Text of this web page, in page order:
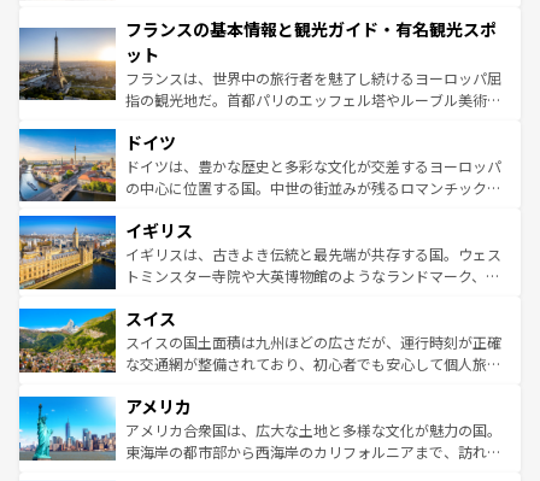
ませてくれるイタリアで、忘れられない旅をしてみよう！
なお、新着のイタリア情報は
しい。
文化が根付くこの国では、情熱的なフラメンコ、熱気あふ
れる闘牛、そして美味しいタパスが生活の一部となってい
る。首都マドリードの洗練された雰囲気や、バルセロナの
アートに溢れた街角から、地方では古代ローマ遺跡や中世
せる。地方によって風土や気候が異なるスペインはその個
性で訪れる人を魅了する。 なお、新着のスペイン情報は コ
ンテンツ一覧を参照してほしい。
フランスの基本情報と観光ガイド・有名観光スポ
ット
フランスは、世界中の旅行者を魅了し続けるヨーロッパ屈
指の観光地だ。首都パリのエッフェル塔やルーブル美術館
で、幅広い魅力が詰まっている。華麗な宮殿、歴史的な大
聖堂、美しいビーチ、そして豊かな自然が、訪れる者を心
から魅了する。また、フランスは美食の国としても知ら
いる。シャンパンの発祥地であるランス、プロヴァンスの
香り高いラベンダー畑など、多彩な楽しみ方が可能だ。さ
らに、パリ以外の地域にも魅力が溢れており、どの街角に
れる地方に足を運ぶとそれぞれで全く異なる文化を体験で
きるだろう。 なお、新着のフランス情報はコンテンツ一覧
を参照してほしい。
ドイツ
ドイツは、豊かな歴史と多彩な文化が交差するヨーロッパ
の中心に位置する国。中世の街並みが残るロマンチック街
顔を持つこの国は、どこを歩いても飽きることがない。ベ
ルリンの文化的活気、バイエルン州のアルプスの絶景、そ
してライン川沿いのワイン畑といった風景は必見。ビール
は、お酒好きな人にはぜひ体験してほしい。 なお、新着の
ドイツ情報はコンテンツ一覧を参照してほしい。
イギリス
イギリスは、古きよき伝統と最先端が共存する国。ウェス
トミンスター寺院や大英博物館のようなランドマーク、歴
リアごとに異なる魅力がある。また、優雅なアフタヌーン
ティー、ビール好きにはたまらない英国パブ、サッカー観
戦など、本場だからこそできる体験も豊富。イギリスを旅
ンツ一覧を参照してほしい。
スイス
スイスの国土面積は九州ほどの広さだが、運行時刻が正確
な交通網が整備されており、初心者でも安心して個人旅行
の建物がそのまま残る町や、スイスならではのユニークな
博物館もあり、アルプス観光だけでなく町歩きも満喫する
ことができる。国民の所得が高いため物価も高いが、旅行
アメリカ
アメリカ合衆国は、広大な土地と多様な文化が魅力の国。
東海岸の都市部から西海岸のカリフォルニアまで、訪れる